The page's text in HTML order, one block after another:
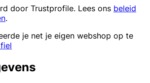
door Trustprofile. Lees ons beleid
.
je net je eigen webshop op te